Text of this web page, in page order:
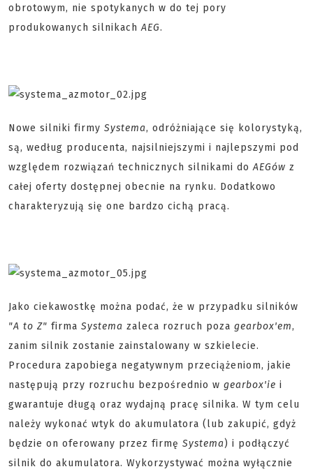
obrotowym, nie spotykanych w do tej pory
produkowanych silnikach AEG.
Nowe silniki firmy Systema, odróżniające się kolorystyką,
są, według producenta, najsilniejszymi i najlepszymi pod
względem rozwiązań technicznych silnikami do AEGów z
całej oferty dostępnej obecnie na rynku. Dodatkowo
charakteryzują się one bardzo cichą pracą.
Jako ciekawostkę można podać, że w przypadku silników
"A to Z" firma Systema zaleca rozruch poza gearbox'em,
zanim silnik zostanie zainstalowany w szkielecie.
Procedura zapobiega negatywnym przeciążeniom, jakie
następują przy rozruchu bezpośrednio w gearbox'ie i
gwarantuje długą oraz wydajną pracę silnika. W tym celu
należy wykonać wtyk do akumulatora (lub zakupić, gdyż
będzie on oferowany przez firmę Systema) i podłączyć
silnik do akumulatora. Wykorzystywać można wyłącznie